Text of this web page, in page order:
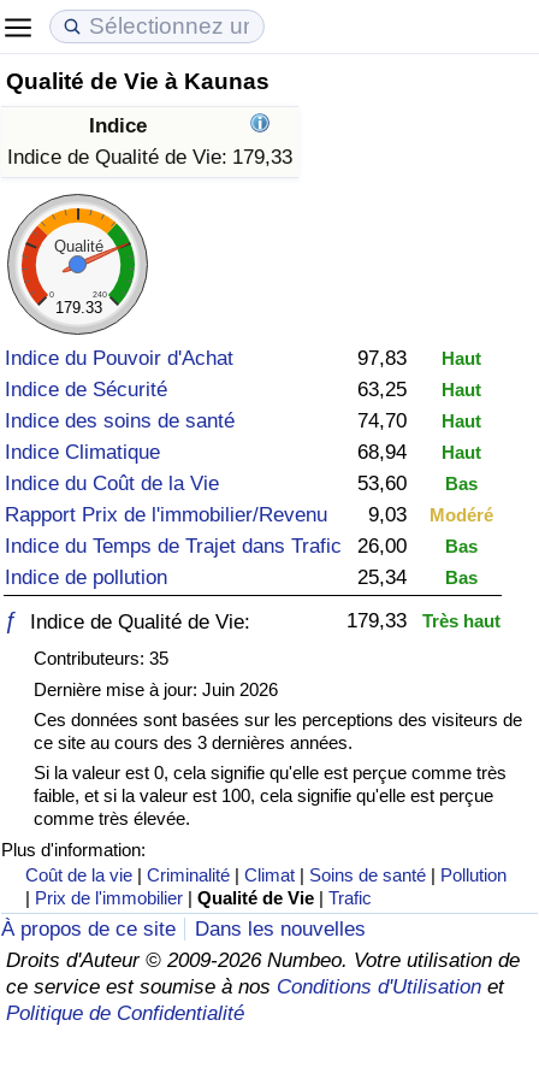
Qualité de Vie à Kaunas
Indice
Indice de Qualité de Vie: 179,33
Qualité
0 240
179.33
Indice du Pouvoir d'Achat 97,83 Haut
Indice de Sécurité 63,25 Haut
Indice des soins de santé 74,70 Haut
Indice Climatique 68,94 Haut
Indice du Coût de la Vie 53,60 Bas
Rapport Prix de l'immobilier/Revenu 9,03 Modéré
Indice du Temps de Trajet dans Trafic 26,00 Bas
Indice de pollution 25,34 Bas
ƒ Indice de Qualité de Vie: 179,33
Très haut
Contributeurs: 35
Dernière mise à jour: Juin 2026
Ces données sont basées sur les perceptions des visiteurs de
ce site au cours des 3 dernières années.
Si la valeur est 0, cela signifie qu'elle est perçue comme très
faible, et si la valeur est 100, cela signifie qu'elle est perçue
comme très élevée.
Plus d'information:
Coût de la vie |Criminalité |Climat | Soins de santé | Pollution
| Prix de l'immobilier |Qualité de Vie |Trafic
À propos de ce site
Dans les nouvelles
Droits d'Auteur © 2009-2026 Numbeo. Votre utilisation de
ce service est soumise à nos Conditions d'Utilisation et
Politique de Confidentialité
Coût de la vie
Indice du Coût de la Vie (Actuel)
Indice du Coût de la Vie
Indice du coût de la vie par pays
à Akaba
Prix de l'immobilier
Indice des Prix de l'immobilier (Actuel)
Indice des Prix de l'immobilier
Indice des Prix de l'immobilier par Pays
Qualité de Vie
Indice de Qualité de Vie
Indice de Qualité de Vie (Actuel)
Indice de qualité de vie par pays
Criminalité
Indice de Criminalité (Actuel)
Indice de Criminalité
Indice de criminalité par pays
Soins de santé
Indice des soins de santé
Indice des soins de santé par Pays
Pollution
Indice de Pollution (Actuel)
Indice de pollution
Indice de Pollution par Pays